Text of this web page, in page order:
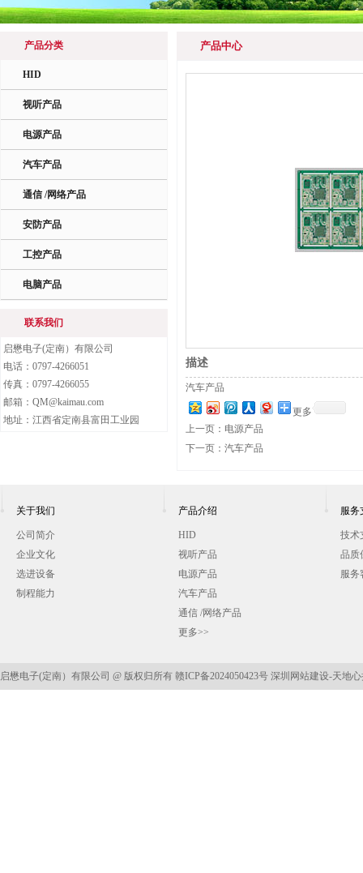
产品分类
HID
视听产品
电源产品
汽车产品
通信 /网络产品
安防产品
工控产品
电脑产品
联系我们
启懋电子(定南）有限公司
电话：0797-4266051
传真：0797-4266055
邮箱：QM@kaimau.com
地址：江西省定南县富田工业园
产品中心
描述
汽车产品
更多
上一页： 电源产品
下一页： 汽车产品
关于我们
公司简介
企业文化
选进设备
制程能力
产品介绍
HID
视听产品
电源产品
汽车产品
通信 /网络产品
更多>>
服务
技术
品质
服务
启懋电子(定南）有限公司 @ 版权归所有 赣ICP备2024050423号 深圳网站建设-天地